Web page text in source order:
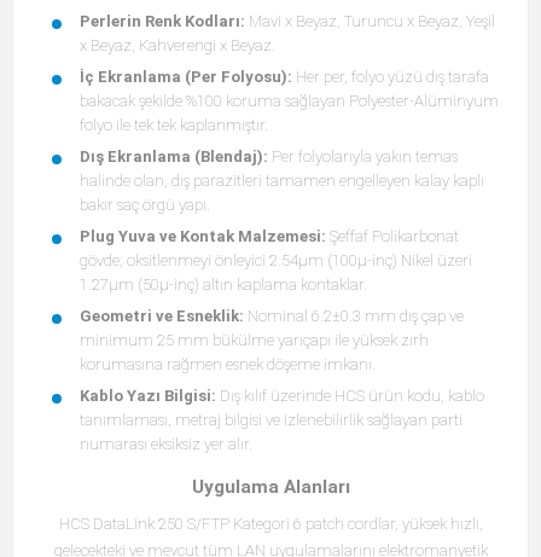
Perlerin Renk Kodları: Mavi x Beyaz, Turuncu x Beyaz, Yeşil
x Beyaz, Kahverengi x Beyaz.
İç Ekranlama (Per Folyosu): Her per, folyo yüzü dış tarafa
bakacak şekilde %100 koruma sağlayan Polyester-Alüminyum
folyo ile tek tek kaplanmıştır.
Dış Ekranlama (Blendaj): Per folyolarıyla yakın temas
halinde olan, dış parazitleri tamamen engelleyen kalay kaplı
bakır saç örgü yapı.
Plug Yuva ve Kontak Malzemesi: Şeffaf Polikarbonat
gövde; oksitlenmeyi önleyici 2.54μm (100μ-inç) Nikel üzeri
1.27μm (50μ-inç) altın kaplama kontaklar.
Geometri ve Esneklik: Nominal 6.2±0.3 mm dış çap ve
minimum 25 mm bükülme yarıçapı ile yüksek zırh
korumasına rağmen esnek döşeme imkanı.
Kablo Yazı Bilgisi: Dış kılıf üzerinde HCS ürün kodu, kablo
tanımlaması, metraj bilgisi ve izlenebilirlik sağlayan parti
numarası eksiksiz yer alır.
Uygulama Alanları
HCS DataLink 250 S/FTP Kategori 6 patch cordlar, yüksek hızlı,
gelecekteki ve mevcut tüm LAN uygulamalarını elektromanyetik